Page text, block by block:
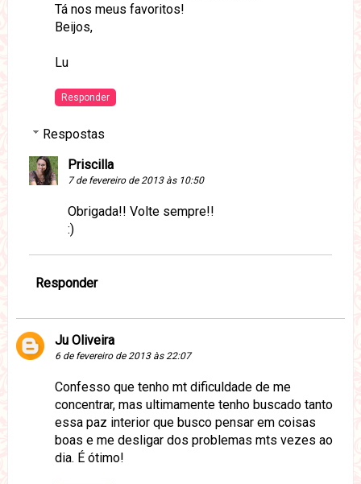
Tá nos meus favoritos!
Beijos,
Lu
Responder
Respostas
Priscilla
7 de fevereiro de 2013 às 10:50
Obrigada!! Volte sempre!!
:)
Responder
Ju Oliveira
6 de fevereiro de 2013 às 22:07
Confesso que tenho mt dificuldade de me
concentrar, mas ultimamente tenho buscado tanto
essa paz interior que busco pensar em coisas
boas e me desligar dos problemas mts vezes ao
dia. É ótimo!